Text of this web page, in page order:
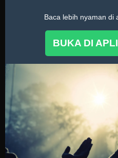
Baca lebih nyaman di
BUKA DI